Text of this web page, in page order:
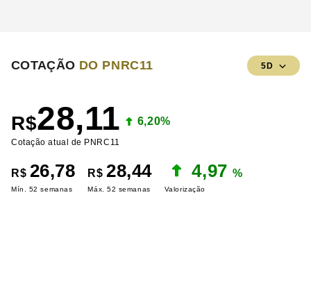
COTAÇÃO DO PNRC11 5D
R$28,11 6,20%
Cotação atual de PNRC11
R$ 26,78
Mín. 52 semanas
R$ 28,44
Máx. 52 semanas
4,97%
Valorização